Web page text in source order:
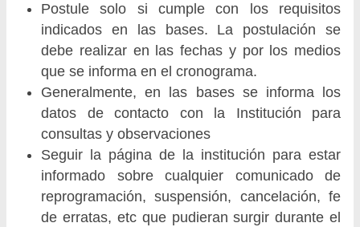
Postule solo si cumple con los requisitos
indicados en las bases. La postulación se
debe realizar en las fechas y por los medios
que se informa en el cronograma.
Generalmente, en las bases se informa los
datos de contacto con la Institución para
consultas y observaciones
Seguir la página de la institución para estar
informado sobre cualquier comunicado de
reprogramación, suspensión, cancelación, fe
de erratas, etc que pudieran surgir durante el